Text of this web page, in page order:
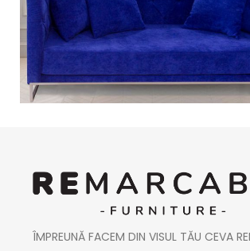
ÎMPREUNĂ FACEM DIN VISUL TĂU CEVA